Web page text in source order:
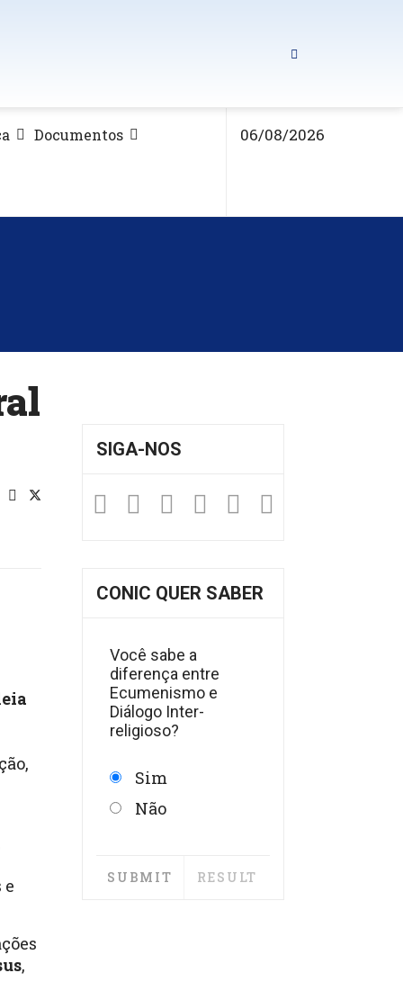
Documentos 06/08/2026
,
SIGA-NOS
Facebook
Twitter
Instagram
YouTube
Fickr
CONIC QUER SABER
Você sabe a
diferença entre
Ecumenismo e
Diálogo Inter-
religioso?
Sim
Não